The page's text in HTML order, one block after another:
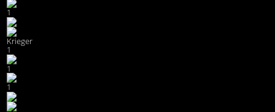
1
Krieger
1
1
1